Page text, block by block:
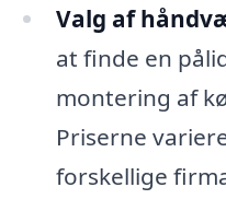
Valg af
at finde en
montering af
Priserne
forskellige